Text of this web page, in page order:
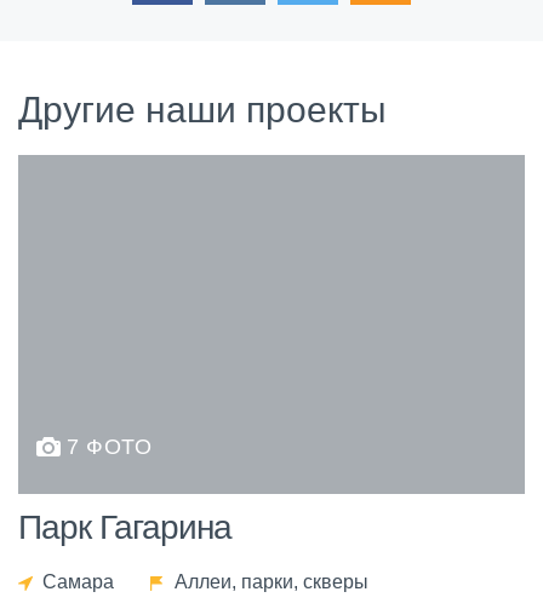
Другие наши проекты
7 ФОТО
Парк Гагарина
Самара Аллеи, парки, скверы